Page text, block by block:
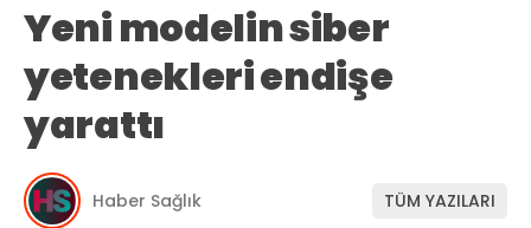
Yeni modelin siber
yetenekleri endişe
yarattı
Haber Sağlık TÜM YAZILARI